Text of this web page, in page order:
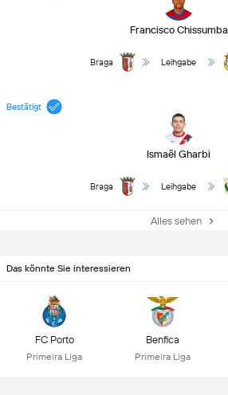
Francisco Chissumba
Braga Leihgabe
Bestätigt
Ismaël Gharbi
Braga Leihgabe
Alles sehen
Das könnte Sie interessieren
FC Porto
Primeira Liga
Benfica
Primeira Liga